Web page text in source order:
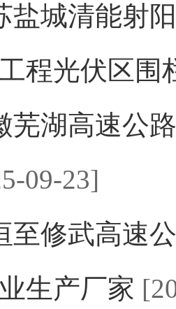
盐城清能射
程光伏区围
芜湖高速公
09-23]
至修武高速
生产厂家